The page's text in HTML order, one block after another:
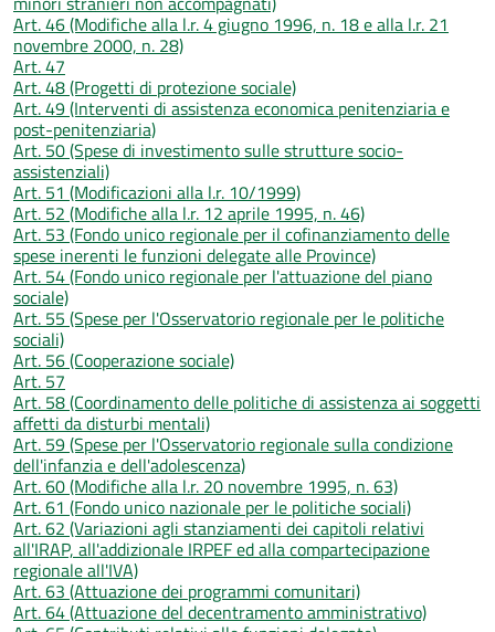
Art. 46 (Modifiche alla l.r. 4 giugno 1996, n. 18 e alla l.r. 21
novembre 2000, n. 28)
Art. 47
Art. 48 (Progetti di protezione sociale)
Art. 49 (Interventi di assistenza economica penitenziaria e
post-penitenziaria)
Art. 50 (Spese di investimento sulle strutture socio-
assistenziali)
Art. 51 (Modificazioni alla l.r. 10/1999)
Art. 52 (Modifiche alla l.r. 12 aprile 1995, n. 46)
Art. 53 (Fondo unico regionale per il cofinanziamento delle
spese inerenti le funzioni delegate alle Province)
Art. 54 (Fondo unico regionale per l'attuazione del piano
sociale)
Art. 55 (Spese per l'Osservatorio regionale per le politiche
sociali)
Art. 56 (Cooperazione sociale)
Art. 57
Art. 58 (Coordinamento delle politiche di assistenza ai soggetti
affetti da disturbi mentali)
Art. 59 (Spese per l'Osservatorio regionale sulla condizione
dell'infanzia e dell'adolescenza)
Art. 60 (Modifiche alla l.r. 20 novembre 1995, n. 63)
Art. 61 (Fondo unico nazionale per le politiche sociali)
Art. 62 (Variazioni agli stanziamenti dei capitoli relativi
all'IRAP, all'addizionale IRPEF ed alla compartecipazione
regionale all'IVA)
Art. 63 (Attuazione dei programmi comunitari)
Art. 64 (Attuazione del decentramento amministrativo)